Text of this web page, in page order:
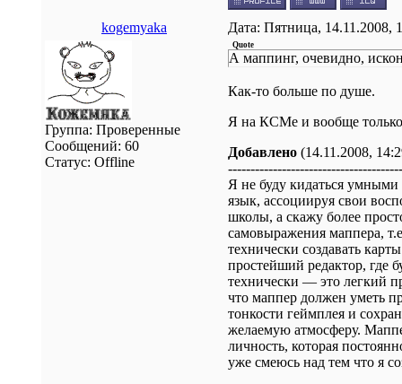
kogemyaka Дата: Пятница, 14.11.2008,
Группа: Проверенные
Сообщений: 60
Статус: Offline
Quote
А маппинг, очевидно,
Как-то больше по душе.
Я на КСМе и вообще только
Добавлено (14.11.2008,
Я не буду кидаться умными
язык, ассоциируя свои
школы, а скажу более
самовыражения маппера,
технически создавать
простейший редактор, где
технически — это легкий
что маппер должен уметь
тонкости геймплея и
желаемую атмосферу.
личность, которая
уже смеюсь над тем что я